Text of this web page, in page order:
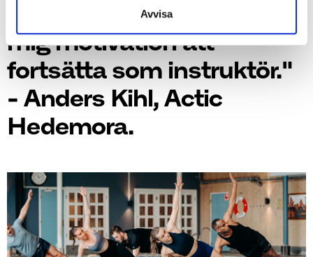
Avvisa
yttersta på passen ger
mig motivation att
fortsätta som instruktör."
- Anders Kihl, Actic
Hedemora.